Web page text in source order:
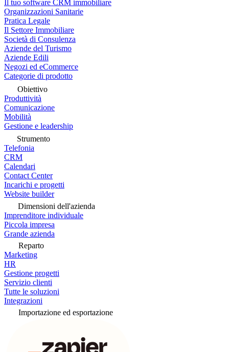
Il tuo software CRM immobiliare
Organizzazioni Sanitarie
Pratica Legale
Il Settore Immobiliare
Società di Consulenza
Aziende del Turismo
Aziende Edili
Negozi ed eCommerce
Categorie di prodotto
Obiettivo
Produttività
Comunicazione
Mobilità
Gestione e leadership
Strumento
Telefonia
CRM
Calendari
Contact Center
Incarichi e progetti
Website builder
Dimensioni dell'azienda
Imprenditore individuale
Piccola impresa
Grande azienda
Reparto
Marketing
HR
Gestione progetti
Servizio clienti
Tutte le soluzioni
Integrazioni
Importazione ed esportazione